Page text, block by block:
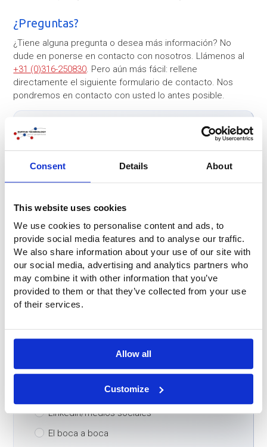
Consent Details About
This website uses cookies
We use cookies to personalise content and ads, to
provide social media features and to analyse our traffic.
We also share information about your use of our site with
our social media, advertising and analytics partners who
may combine it with other information that you’ve
provided to them or that they’ve collected from your use
of their services.
Allow all
Customize
¿Preguntas?
¿Tiene alguna pregunta o desea más información? No
dude en ponerse en contacto con nosotros. Llámenos al
+31 (0)316-250830 . Pero aún más fácil: rellene
directamente el siguiente formulario de contacto. Nos
pondremos en contacto con usted lo antes posible.
Empresa
Nombre*
Teléfono*
Correo electrónico*
País*
¿Cómo encontró nuestra empresa?
Motor de búsqueda
LinkedIn/medios sociales
El boca a boca